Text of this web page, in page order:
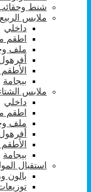
شنط
ملابس
داخلي
اطقم
ملف
الأطقم
بيجامة
ملابس
داخلي
اطقم
ملف
الأطقم
بيجامة
استقبال
بالون